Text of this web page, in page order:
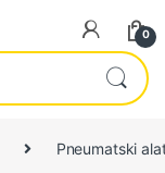
0
Pneumatski